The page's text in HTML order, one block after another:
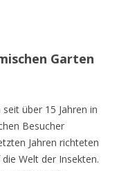
Garten
über 15 Jahren in
Besucher
Jahren richteten
Welt der Insekten.